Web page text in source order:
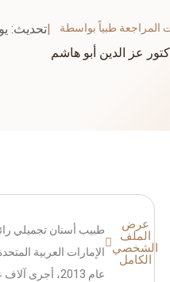
تحديث: يونيو المراجعة طبياً بواسطة
عز الدين أبو هاشم
طبيب أسنان تجميلي
الإمارات العربية
عام 2013، أجرى
عرض
الملف
الشخصي
الكامل